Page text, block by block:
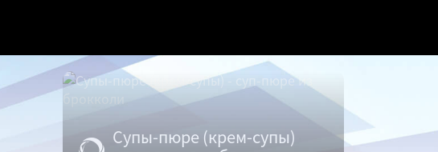
Супы-пюре (крем-супы)